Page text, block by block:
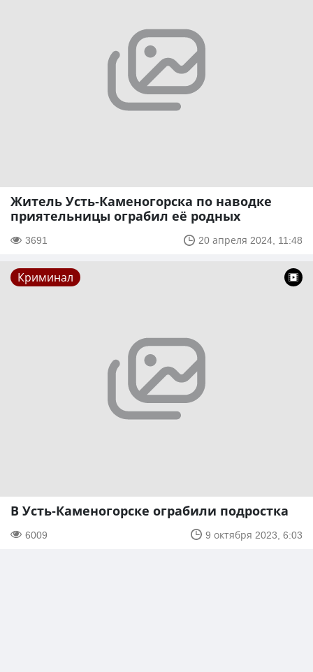
Житель Усть-Каменогорска по наводке
приятельницы ограбил её родных
3691 20 апреля 2024, 11:48
Криминал
В Усть-Каменогорске ограбили подростка
6009 9 октября 2023, 6:03